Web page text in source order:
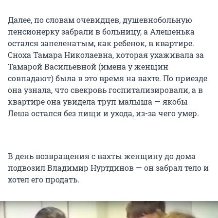
Далее, по словам очевидцев, душевнобольную
пенсионерку забрали в больницу, а Алешенька
остался запеленатым, как ребенок, в квартире.
Сноха Тамара Николаевна, которая ухаживала за
Тамарой Васильевной (имена у женщин
совпадают) была в это время на вахте. По приезде
она узнала, что свекровь госпитализировали, а в
квартире она увидела труп малыша — якобы
Леша остался без пищи и ухода, из-за чего умер.
В день возвращения с вахты женщину до дома
подвозил Владимир Нуртдинов — он забрал тело и
хотел его продать.